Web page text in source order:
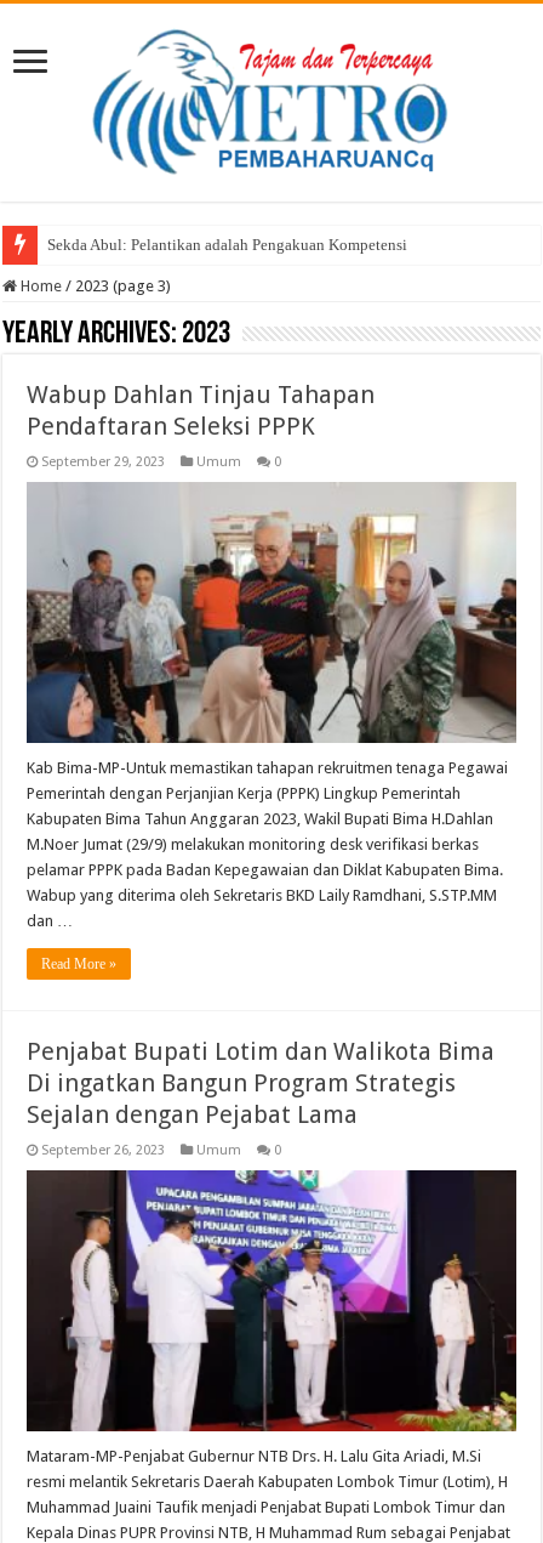
Sekda Abul: Pelantikan adalah Pengakuan Kompetensi
Home / 2023 (page 3)
Yearly Archives: 2023
Wabup Dahlan Tinjau Tahapan
Pendaftaran Seleksi PPPK
September 29, 2023 Umum 0
Kab Bima-MP-Untuk memastikan tahapan rekruitmen tenaga Pegawai
Pemerintah dengan Perjanjian Kerja (PPPK) Lingkup Pemerintah
Kabupaten Bima Tahun Anggaran 2023, Wakil Bupati Bima H.Dahlan
M.Noer Jumat (29/9) melakukan monitoring desk verifikasi berkas
pelamar PPPK pada Badan Kepegawaian dan Diklat Kabupaten Bima.
Wabup yang diterima oleh Sekretaris BKD Laily Ramdhani, S.STP.MM
dan …
Read More »
Penjabat Bupati Lotim dan Walikota Bima
Di ingatkan Bangun Program Strategis
Sejalan dengan Pejabat Lama
September 26, 2023 Umum 0
Mataram-MP-Penjabat Gubernur NTB Drs. H. Lalu Gita Ariadi, M.Si
resmi melantik Sekretaris Daerah Kabupaten Lombok Timur (Lotim), H
Muhammad Juaini Taufik menjadi Penjabat Bupati Lombok Timur dan
Kepala Dinas PUPR Provinsi NTB, H Muhammad Rum sebagai Penjabat